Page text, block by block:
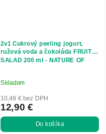
2v1 Cukrový peeling jogurt,
ružová voda a čokoláda FRUIT
SALAD 200 ml - NATURE OF
Skladom
10,49 € bez DPH
12,90 €
Do košíka